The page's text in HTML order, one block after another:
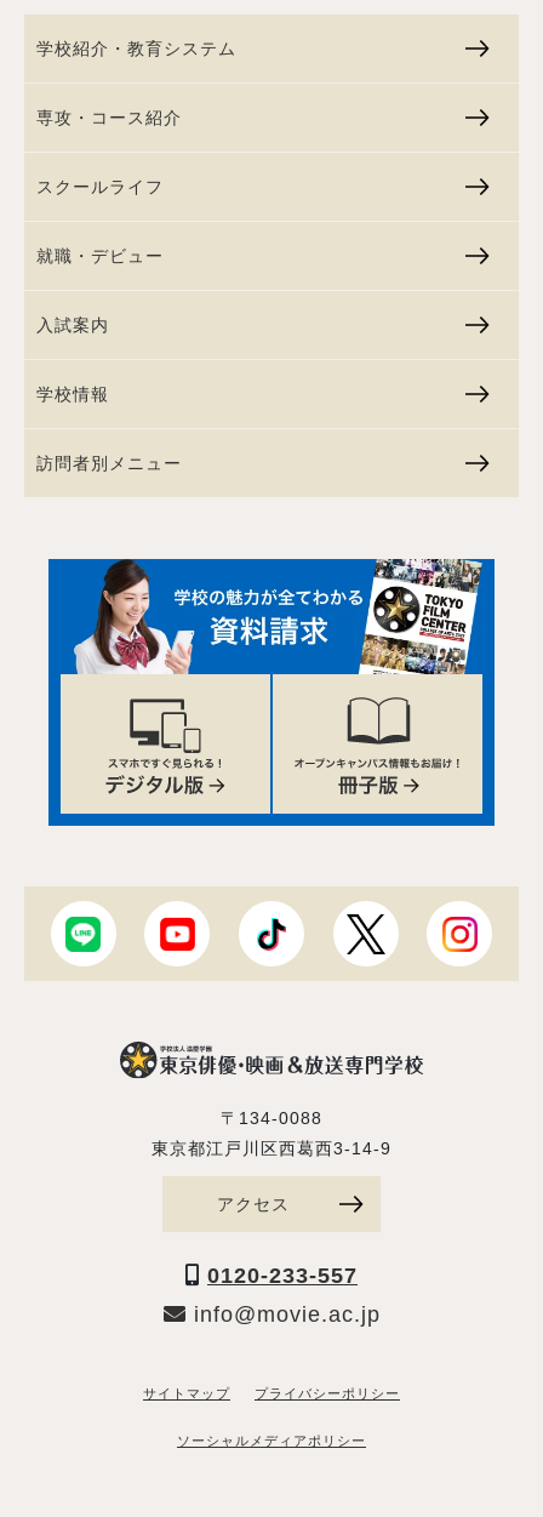
学校紹介・教育システム
専攻・コース紹介
スクールライフ
就職・デビュー
入試案内
学校情報
訪問者別メニュー
〒134-0088
東京都江戸川区西葛西3-14-9
アクセス
0120-233-557
info@movie.ac.jp
サイトマップ プライバシーポリシー
ソーシャルメディアポリシー